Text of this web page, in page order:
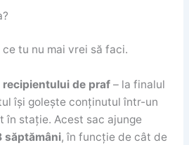
tu nu mai vrei să faci.
recipientului de praf– la finalul
își golește conținutul într-un
în stație. Acest sac ajunge
săptămâni, în funcție de cât de